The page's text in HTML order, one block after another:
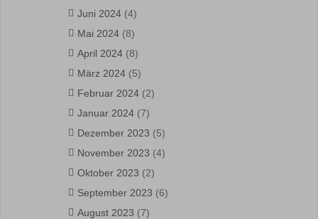
Juni 2024 (4)
Mai 2024 (8)
April 2024 (8)
März 2024 (5)
Februar 2024 (2)
Januar 2024 (7)
Dezember 2023 (5)
November 2023 (4)
Oktober 2023 (2)
September 2023 (6)
August 2023 (7)